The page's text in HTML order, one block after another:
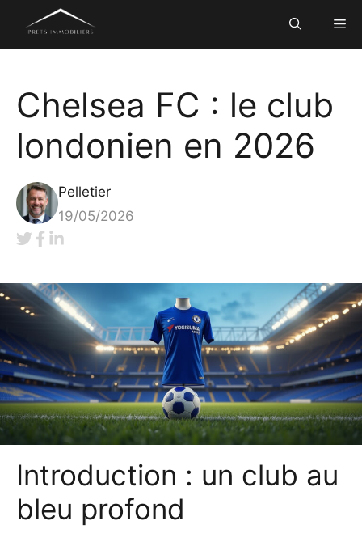
contenu
Chelsea FC : le club
londonien en 2026
Pelletier
19/05/2026
Introduction : un club au
bleu profond